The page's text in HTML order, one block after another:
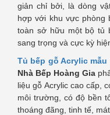
giản chỉ bởi, là dòng
hợp với khu vực phòng
toàn sở hữu một bộ tủ
sang trọng và cực kỳ
Tủ bếp gỗ Acrylic mẫu
Nhà Bếp Hoàng Gia
liệu gỗ Acrylic cao cấp,
môi trường, có độ bền
thoáng đãng, tinh tế,